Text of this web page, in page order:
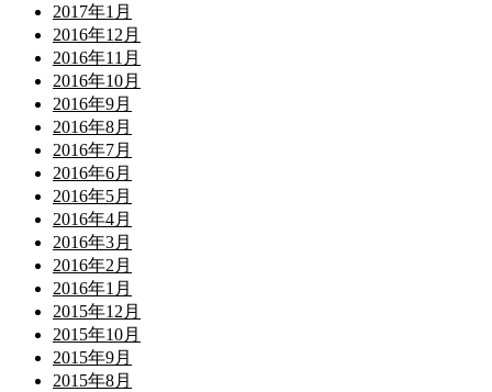
2017年1月
2016年12月
2016年11月
2016年10月
2016年9月
2016年8月
2016年7月
2016年6月
2016年5月
2016年4月
2016年3月
2016年2月
2016年1月
2015年12月
2015年10月
2015年9月
2015年8月